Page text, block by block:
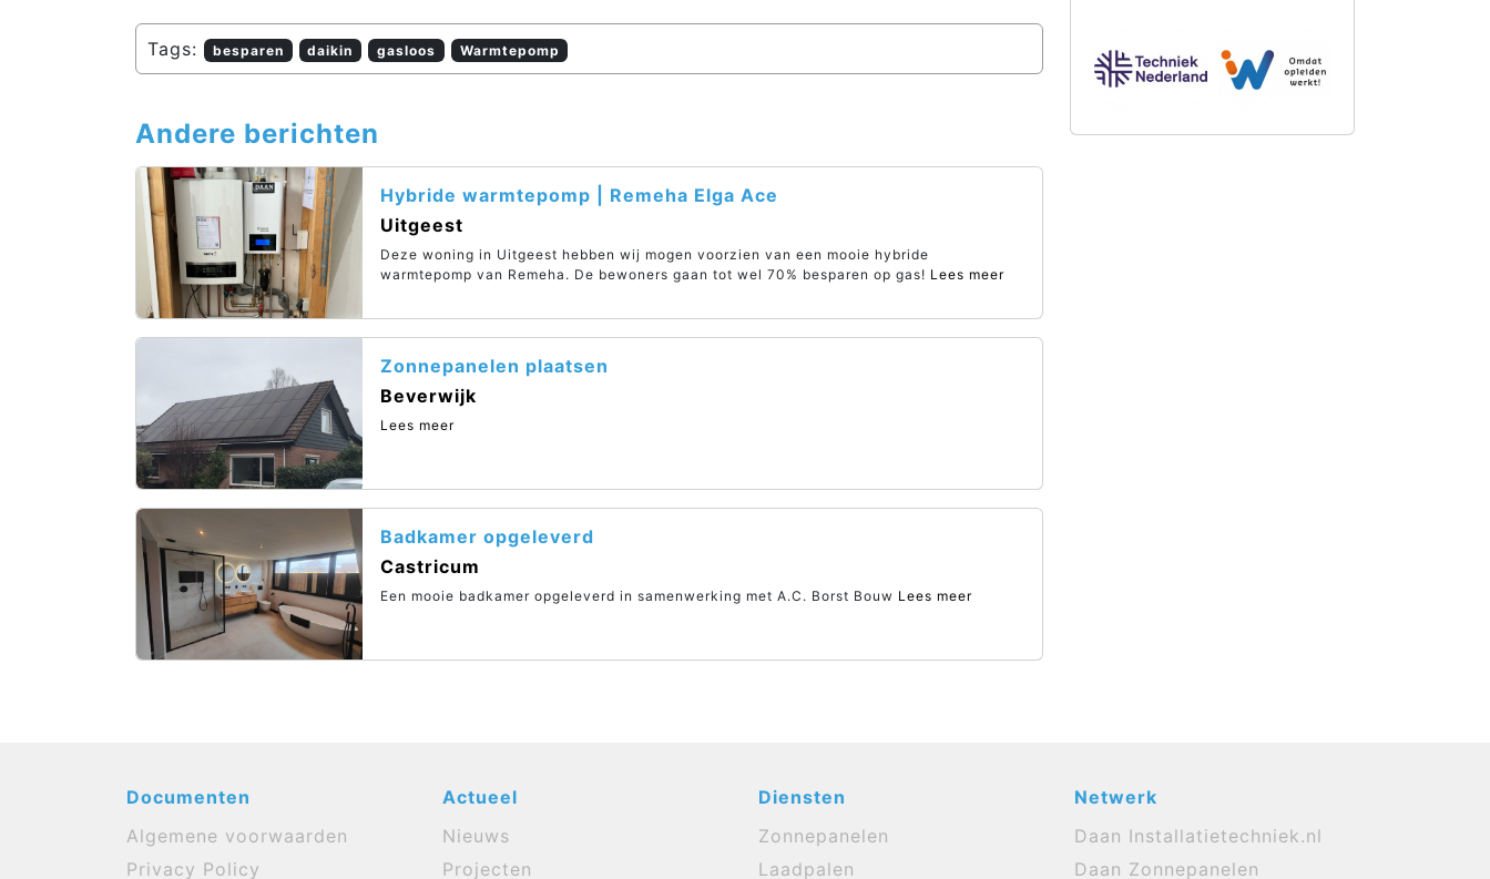
Tags: besparen daikin gasloos Warmtepomp
Andere berichten
Hybride warmtepomp | Remeha Elga Ace
Uitgeest
Deze woning in Uitgeest hebben wij mogen voorzien van een mooie hybride
warmtepomp van Remeha. De bewoners gaan tot wel 70% besparen op gas! Lees meer
Zonnepanelen plaatsen
Beverwijk
Lees meer
Badkamer opgeleverd
Castricum
Een mooie badkamer opgeleverd in samenwerking met A.C. Borst Bouw Lees meer
Documenten
Algemene voorwaarden
Privacy Policy
Actueel
Nieuws
Projecten
Diensten
Zonnepanelen
Laadpalen
Netwerk
Daan Installatietechniek.nl
Daan Zonnepanelen